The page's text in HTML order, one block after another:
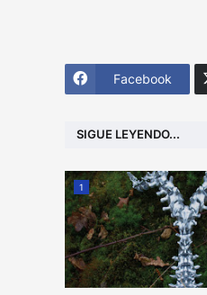
Facebook
SIGUE LEYENDO...
1